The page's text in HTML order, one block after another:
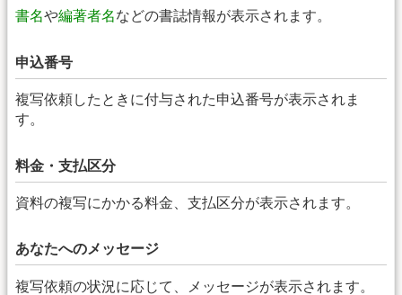
書名や編著者名などの書誌情報が表示されます。
申込番号
複写依頼したときに付与された申込番号が表示されま
す。
料金・支払区分
資料の複写にかかる料金、支払区分が表示されます。
あなたへのメッセージ
複写依頼の状況に応じて、メッセージが表示されます。